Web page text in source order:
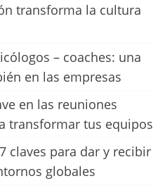
transforma la cultura
– coaches: una
en las empresas
en las reuniones
transformar tus equipos
claves para dar y recibir
globales